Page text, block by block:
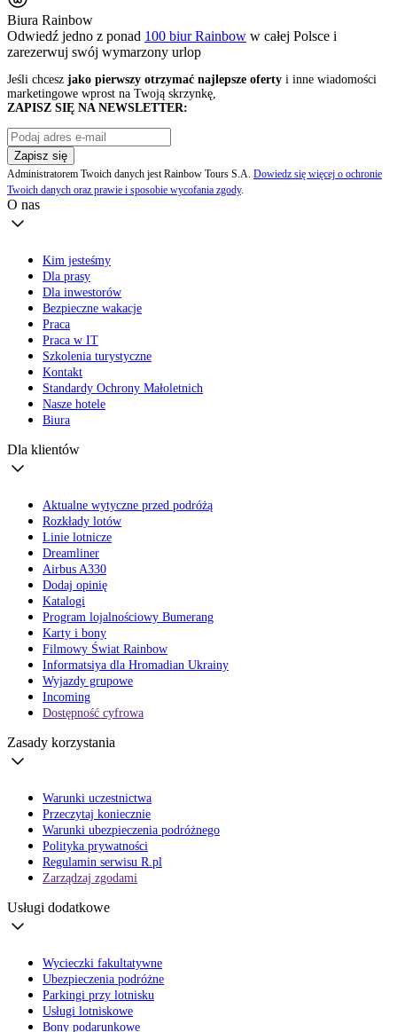
Biura Rainbow
Odwiedź jedno z ponad 100 biur Rainbow w całej Polsce i
zarezerwuj swój wymarzony urlop
Jeśli chcesz jako pierwszy otrzymać najlepsze oferty i inne wiadomości
marketingowe wprost na Twoją skrzynkę,
ZAPISZ SIĘ NA NEWSLETTER:
Zapisz się
Administratorem Twoich danych jest Rainbow Tours S.A. Dowiedz się więcej o ochronie
Twoich danych oraz prawie i sposobie wycofania zgody.
O nas
Kim jesteśmy
Dla prasy
Dla inwestorów
Bezpieczne wakacje
Praca
Praca w IT
Szkolenia turystyczne
Kontakt
Standardy Ochrony Małoletnich
Nasze hotele
Biura
Dla klientów
Aktualne wytyczne przed podróżą
Rozkłady lotów
Linie lotnicze
Dreamliner
Airbus A330
Dodaj opinię
Katalogi
Program lojalnościowy Bumerang
Karty i bony
Filmowy Świat Rainbow
Informatsiya dla Hromadian Ukrainy
Wyjazdy grupowe
Incoming
Dostępność cyfrowa
Zasady korzystania
Warunki uczestnictwa
Przeczytaj koniecznie
Warunki ubezpieczenia podróżnego
Polityka prywatności
Regulamin serwisu R.pl
Zarządzaj zgodami
Usługi dodatkowe
Wycieczki fakultatywne
Ubezpieczenia podróżne
Parkingi przy lotnisku
Usługi lotniskowe
Bony podarunkowe